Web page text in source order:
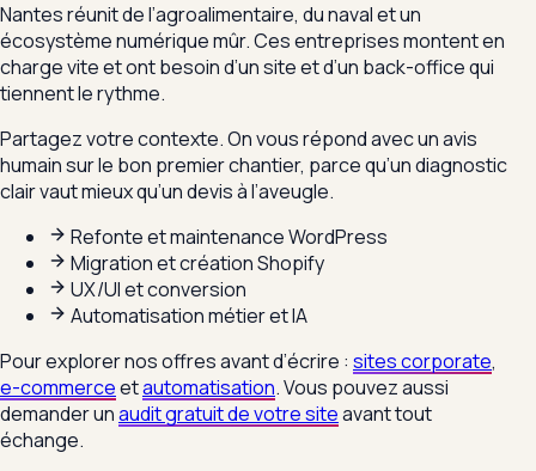
Nantes réunit de l’agroalimentaire, du naval et un
écosystème numérique mûr. Ces entreprises montent en
charge vite et ont besoin d’un site et d’un back-office qui
tiennent le rythme.
Partagez votre contexte. On vous répond avec un avis
humain sur le bon premier chantier, parce qu’un diagnostic
clair vaut mieux qu’un devis à l’aveugle.
Refonte et maintenance WordPress
Migration et création Shopify
UX/UI et conversion
Automatisation métier et IA
Pour explorer nos offres avant d’écrire : sites corporate,
e-commerceetautomatisation. Vous pouvez aussi
demander unaudit gratuit de votre siteavant tout
échange.